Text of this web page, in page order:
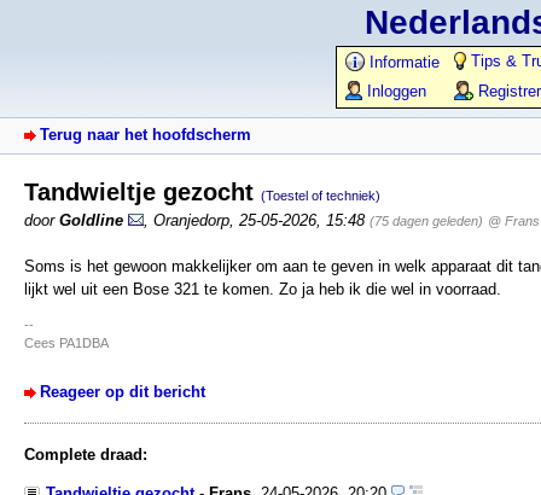
Informatie
Tips &
Inloggen
Terug naar het hoofdscherm
Tandwieltje gezocht (Toestel of techniek)
door Goldline Oranjedorp 25-05-2026, 15:48 (75 dagen geleden) @ Frans
Soms is het gewoon makkelijker om aan te geven in welk apparaat dit
lijkt wel uit een Bose 321 te komen. Zo ja heb ik die wel in voorraad.
--
Cees PA1DBA
Reageer op dit bericht
Complete draad: